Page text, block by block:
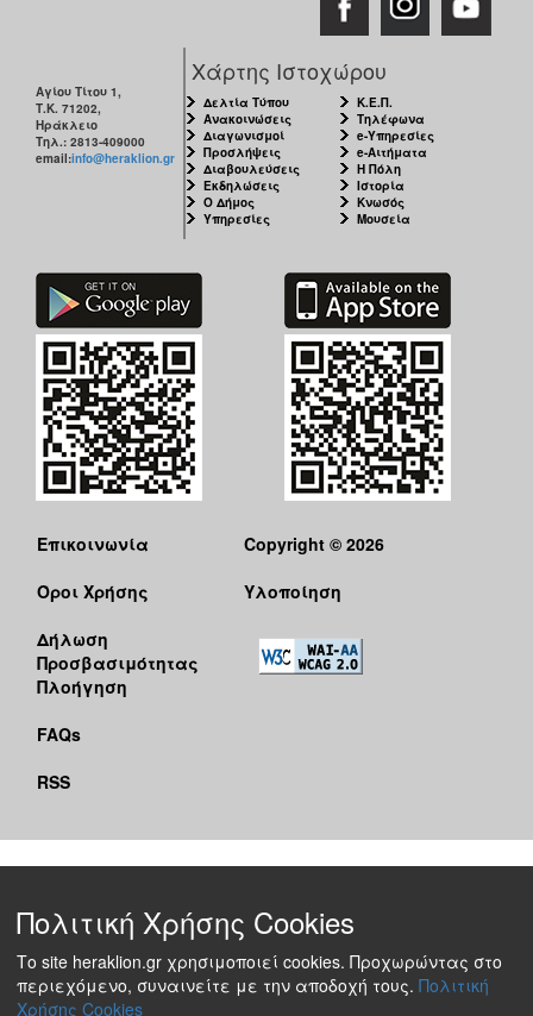
Αγίου Τίτου 1,
Τ.Κ. 71202,
Ηράκλειο
Τηλ.: 2813-409000
email:info@heraklion.gr
Χάρτης Ιστοχώρου
Δελτία Τύπου
Ανακοινώσεις
Διαγωνισμοί
Προσλήψεις
Διαβουλεύσεις
Εκδηλώσεις
Ο Δήμος
Υπηρεσίες
Κ.Ε.Π.
Τηλέφωνα
e-Υπηρεσίες
e-Αιτήματα
Η Πόλη
Ιστορία
Κνωσός
Μουσεία
Επικοινωνία
Όροι Χρήσης
Δήλωση
Προσβασιμότητας
Πλοήγηση
FAQs
RSS
Copyright © 2026
Υλοποίηση
Πολιτική Χρήσης Cookies
Το site heraklion.gr χρησιμοποιεί cookies. Προχωρώντας στο
περιεχόμενο, συναινείτε με την αποδοχή τους. Πολιτική
Χρήσης Cookies